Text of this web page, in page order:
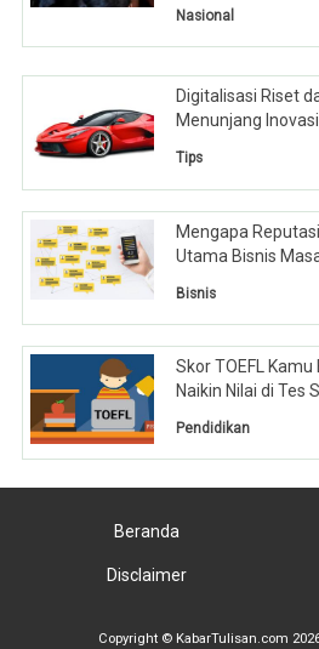
Nasional
Digitalisasi Riset
Menunjang
Tips
Mengapa
Utama Bisnis
Bisnis
Skor TOEFL Kamu
Naikin Nilai di Tes
Pendidikan
Beranda
Disclaimer
Copyright © KabarTulisan.com